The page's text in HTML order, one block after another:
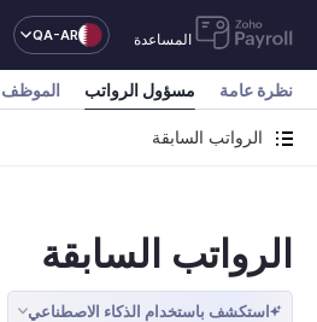
المساعدة QA-AR
الرواتب السابقة
نظرة عامة مسؤول الرواتب الموظف
الرواتب السابقة
استكشف باستخدام الذكاء الاصطناعي